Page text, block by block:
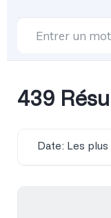
439
Date: Les